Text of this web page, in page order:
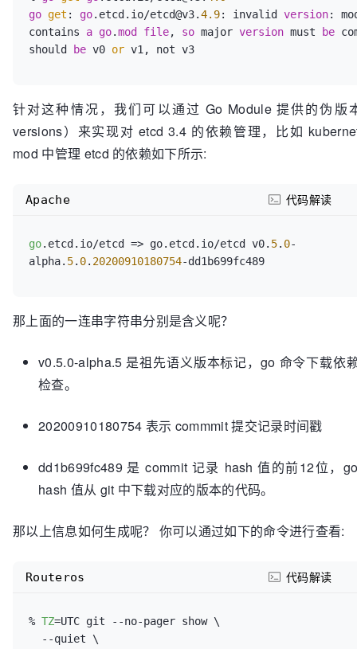
go get : go.etcd.io/etcd@v3.4.9: invalid version:
contains a go.mod file, so major version must be
should
be v0 or
针对这种情况，我们可以通过 Go Module 提供的伪版
versions）来实现对 etcd 3.4 的依赖管理，比如
mod 中管理 etcd 的依赖如下所示:
go.etcd.io/etcd => go.etcd.io/etcd v0. 5. 0-
alpha. 5. 0. 20200910180754
Apache 代码解读
那上面的一连串字符串分别是含义呢？
v0.5.0-alpha.5 是祖先语义版本标记，go 命令下载依
检查。
20200910180754 表示 commmit 提交记录时间戳
dd1b699fc489 是 commit 记录 hash 值的前12位，
hash 值从 git 中下载对应的版本的代码。
那以上信息如何生成呢？ 你可以通过如下的命令进行查看:
% TZ=UTC git --no-pager show \
Routeros 代码解读